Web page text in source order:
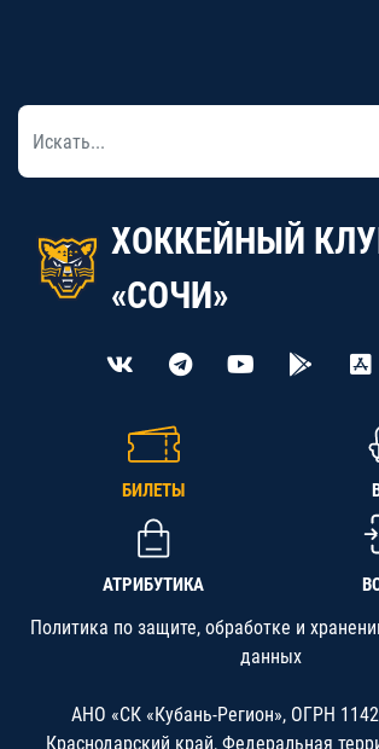
ХОККЕЙНЫЙ
«СОЧИ»
БИЛЕТЫ
АТРИБУТИКА
Политика по защите, обработке и
данных
АНО «СК «Кубань-Регион», ОГРН
Краснодарский край, Федеральная